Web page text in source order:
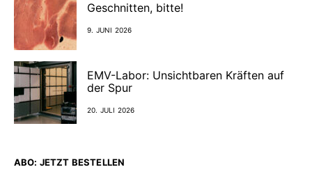
Geschnitten, bitte!
9. JUNI 2026
EMV-Labor: Unsichtbaren Kräften auf
der Spur
20. JULI 2026
ABO: JETZT BESTELLEN